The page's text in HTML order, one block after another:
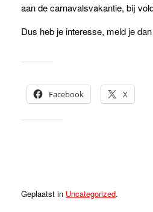
aan de carnavalsvakantie, bij
Dus heb je interesse, meld je
Facebook
X
Geplaatst in Uncategorized.